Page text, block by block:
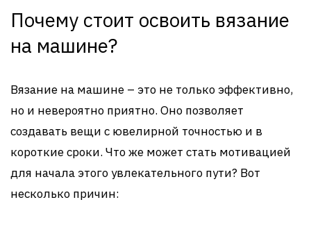
Почему стоит освоить вязание
на машине?
Вязание на машине – это не только эффективно,
но и невероятно приятно. Оно позволяет
создавать вещи с ювелирной точностью и в
короткие сроки. Что же может стать мотивацией
для начала этого увлекательного пути? Вот
несколько причин: